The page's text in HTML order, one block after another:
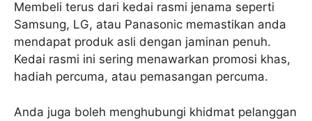
Membeli terus dari kedai rasmi jenama seperti
Samsung, LG, atau Panasonic memastikan anda
mendapat produk asli dengan jaminan penuh.
Kedai rasmi ini sering menawarkan promosi khas,
hadiah percuma, atau pemasangan percuma.
Anda juga boleh menghubungi khidmat pelanggan